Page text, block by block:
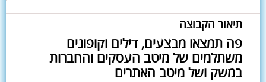
תיאור הקבוצה
פה תמצאו מבצעים, דילים וקופונים
משתלמים של מיטב העסקים והחברות
במשק ושל מיטב האתרים